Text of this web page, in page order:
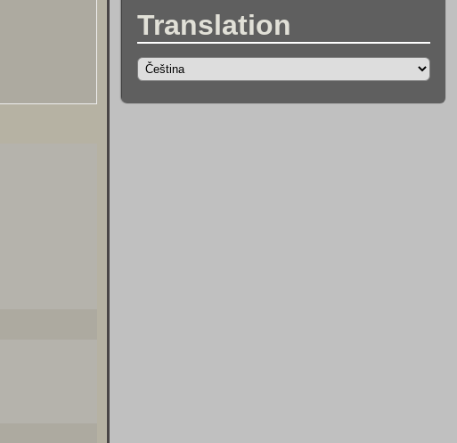
Translation